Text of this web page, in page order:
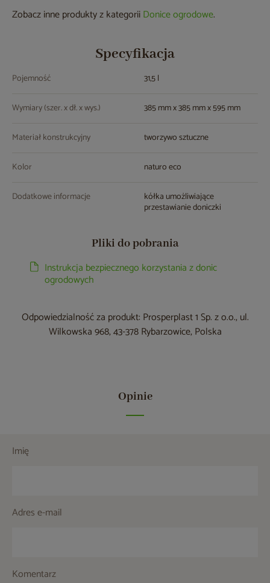
Zobacz inne produkty z kategoriiDonice ogrodowe.
Specyfikacja
Pojemność 31,5 l
Wymiary (szer. x dł. x wys.) 385 mm x 385 mm x 595 mm
Materiał konstrukcyjny tworzywo sztuczne
Kolor naturo eco
Dodatkowe informacje kółka umożliwiające
przestawianie doniczki
Pliki do pobrania
Instrukcja bezpiecznego korzystania z donic
ogrodowych
Odpowiedzialność za produkt: Prosperplast 1 Sp. z o.o., ul.
Wilkowska 968, 43-378 Rybarzowice, Polska
Opinie
Imię
Adres e-mail
Komentarz